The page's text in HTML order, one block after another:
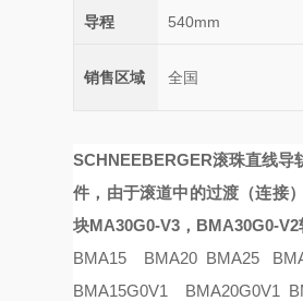
导程 540mm
销售区域 全国
SCHNEEBERGER滚珠直线导
件，由于滚道中的过渡（连接
块MA30G0-V3，BMA30G0-V2
BMA15 BMA20 BMA25
BMA15G0V1 BMA20G0V1